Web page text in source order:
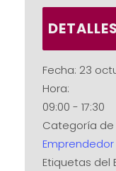
DETALLES
Fecha: 23
Hora:
09:00 - 17:30
Categoría de
Emprendedor
Etiquetas del